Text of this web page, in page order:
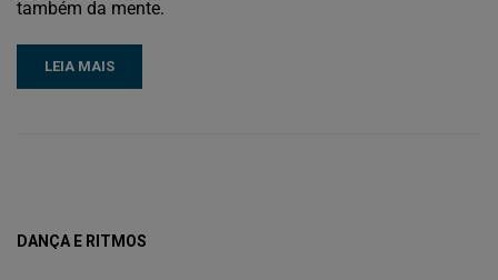
também da mente.
LEIA MAIS
DANÇA E RITMOS